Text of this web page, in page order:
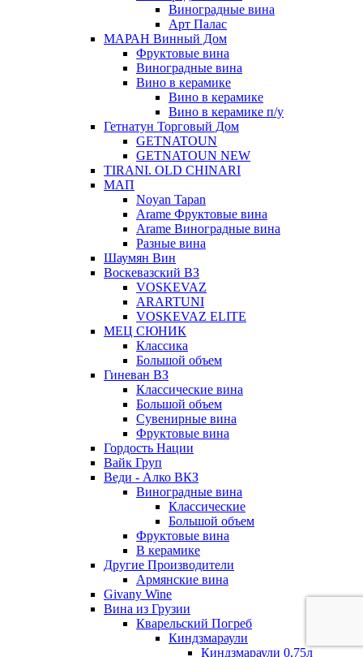
Виноградные вина
Арт Палас
МАРАН Винный Дом
Фруктовые вина
Виноградные вина
Вино в керамике
Вино в керамике
Вино в керамике п/у
Гетнатун Торговый Дом
GETNATOUN
GETNATOUN NEW
TIRANI. OLD CHINARI
МАП
Noyan Tapan
Arame Фруктовые вина
Arame Виноградные вина
Разные вина
Шаумян Вин
Воскевазский ВЗ
VOSKEVAZ
ARARTUNI
VOSKEVAZ ELITE
МЕЦ СЮНИК
Классика
Большой объем
Гиневан ВЗ
Классические вина
Большой объем
Сувенирные вина
Фруктовые вина
Гордость Нации
Вайк Груп
Веди - Алко ВКЗ
Виноградные вина
Классические
Большой объем
Фруктовые вина
В керамике
Другие Производители
Армянские вина
Givany Wine
Вина из Грузии
Кварельский Погреб
Киндзмараули
Киндзмараули 0,75л